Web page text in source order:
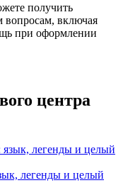
получить
вопросам, включая
при оформлении
центра
легенды и целый